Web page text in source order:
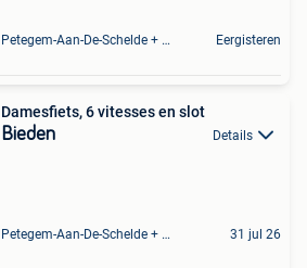
Petegem-Aan-De-Schelde + Deel Van Oudenaarde Eergisteren
Damesfiets, 6 vitesses en slot
Bieden Details
Petegem-Aan-De-Schelde + Deel Van Oudenaarde 31 jul 26